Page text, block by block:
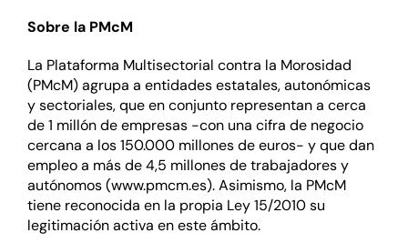
Sobre la PMcM
La Plataforma Multisectorial contra la Morosidad
(PMcM) agrupa a entidades estatales, autonómicas
y sectoriales, que en conjunto representan a cerca
de 1 millón de empresas -con una cifra de negocio
cercana a los 150.000 millones de euros- y que dan
empleo a más de 4,5 millones de trabajadores y
autónomos (www.pmcm.es). Asimismo, la PMcM
tiene reconocida en la propia Ley 15/2010 su
legitimación activa en este ámbito.